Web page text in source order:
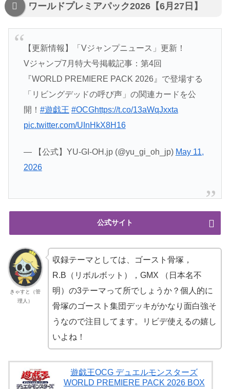
ワールドプレミアパック2026【6月27日】
【更新情報】「Vジャンプニュース」更新！
Vジャンプ7月特大号掲載記事：第4回
『WORLD PREMIERE PACK 2026』で登場する
「リビングデッドの呼び声」の関連カードを公
開！ #遊戯王 #OCGhttps://t.co/13aWqJxxta
pic.twitter.com/UInHkX8H16
— 【公式】YU-GI-OH.jp (@yu_gi_oh_jp) May 11,
2026
公式サイト
きゃすと（管
理人）
収録テーマとしては、ゴースト骨塚，
R.B（リボルボット），GMX （日本名不
明）の3テーマって所でしょうか？個人的に
骨塚のゴースト集団デッキがかなり面白強そ
うなので注目してます。リビデ使えるの嬉し
いよね！
遊戯王OCG デュエルモンスターズ
WORLD PREMIERE PACK 2026 BOX